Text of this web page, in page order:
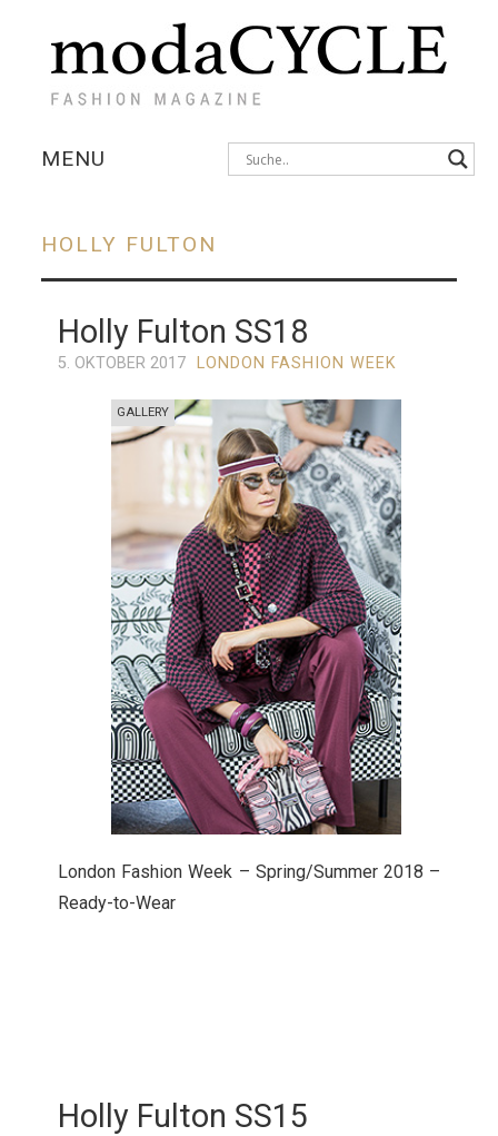
MENU
FOTOSTRECKEN
HOLLY FULTON
Holly Fulton SS18
5. OKTOBER 2017 LONDON FASHION WEEK
GALLERY
London Fashion Week – Spring/Summer 2018 –
Ready-to-Wear
Holly Fulton SS15